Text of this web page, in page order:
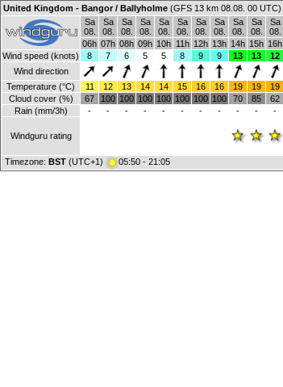
United Kingdom - Bangor / Ballyholme (GFS 13 km 08.08. 00 UTC)
Sa
08.
Sa
08.
Sa
08.
Sa
08.
Sa
08.
Sa
08.
Sa
08.
Sa
08.
Sa
08.
Sa
08.
Sa
08.
06h 07h 08h 09h 10h 11h 12h 13h 14h 15h 16h
Wind speed (knots)
8 7 6 5 5 8 9 9 13 13 12
Wind direction
Temperature (°C)
11 12 13 14 14 15 16 16 19 19 19
Cloud cover (%)
67 100 100 100 100 100 100 100 70 85 62
Rain (mm/3h)
- - - - - - - - - - -
Windguru rating
Timezone: BST (UTC+1) 05:50 - 21:05